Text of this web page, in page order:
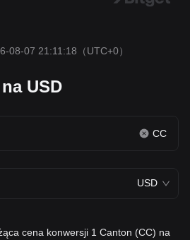
08-07 21:11:18 （UTC+0）
USD
CC
USD
cena konwersji 1 Canton (CC) na